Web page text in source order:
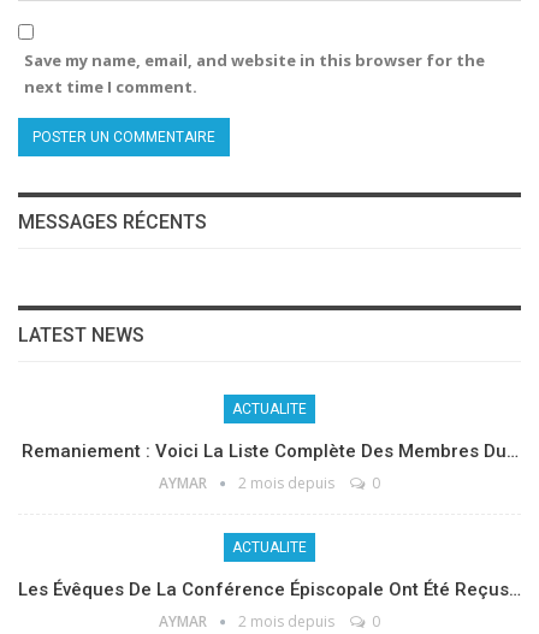
Save my name, email, and website in this browser for the
next time I comment.
MESSAGES RÉCENTS
LATEST NEWS
ACTUALITE
Remaniement : Voici La Liste Complète Des Membres Du…
AYMAR 2 mois depuis 0
ACTUALITE
Les Évêques De La Conférence Épiscopale Ont Été Reçus…
AYMAR 2 mois depuis 0